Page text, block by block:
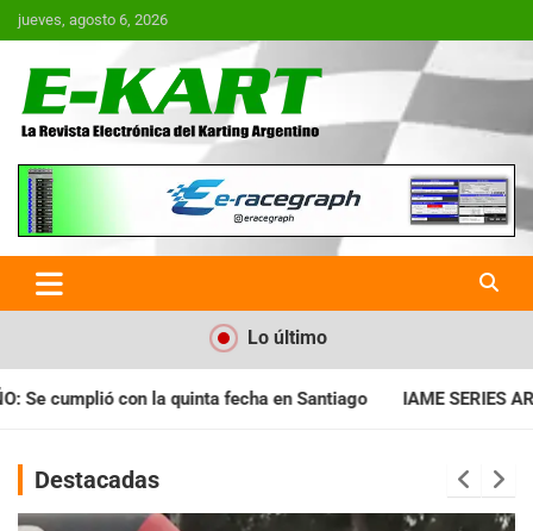
Saltar
al
jueves, agosto 6, 2026
E-Kart.com.ar | La Revista
Electrónica del Karting en
Argentina
Lo último
IAME SERIES ARGENTINA: Horarios para la fecha con
Destacadas